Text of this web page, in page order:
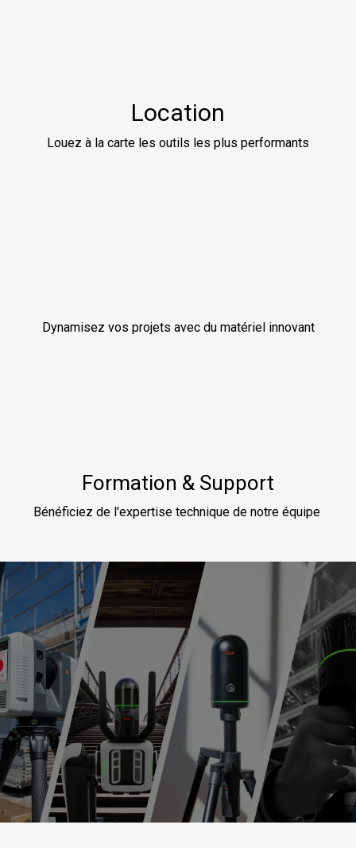
Location
Louez à la carte les outils les plus performants
Dynamisez vos projets avec du matériel innovant
Formation & Support
Bénéficiez de l'expertise technique de notre équipe